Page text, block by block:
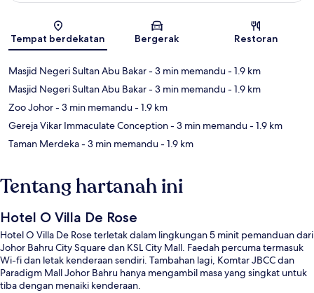
Tempat berdekatan Bergerak Restoran
Masjid Negeri Sultan Abu Bakar- 3 min memandu- 1.9 km
Masjid Negeri Sultan Abu Bakar- 3 min memandu- 1.9 km
Zoo Johor- 3 min memandu- 1.9 km
Gereja Vikar Immaculate Conception- 3 min memandu- 1.9 km
Taman Merdeka- 3 min memandu- 1.9 km
Tentang hartanah ini
Hotel O Villa De Rose
Hotel O Villa De Rose terletak dalam lingkungan 5 minit pemanduan dari
Johor Bahru City Square dan KSL City Mall. Faedah percuma termasuk
Wi-fi dan letak kenderaan sendiri. Tambahan lagi, Komtar JBCC dan
Paradigm Mall Johor Bahru hanya mengambil masa yang singkat untuk
tiba dengan menaiki kenderaan.